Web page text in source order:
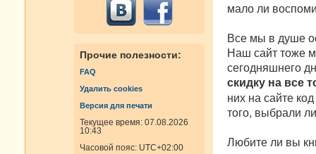
Прочие полезности:
FAQ
Удалить cookies
Версия для печати
Текущее время: 07.08.2026
10:43
Часовой пояс: UTC+02:00
мало ли
Все мы в душе
Наш сайт тоже
сегодняшнего
скидку на все
них на сайте
того, выбрали
Любите ли вы